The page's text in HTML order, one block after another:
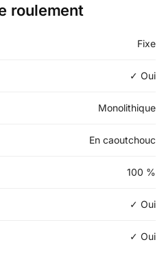
roulement
Fixe
✓ Oui
Monolithique
En caoutchouc
100 %
✓ Oui
✓ Oui